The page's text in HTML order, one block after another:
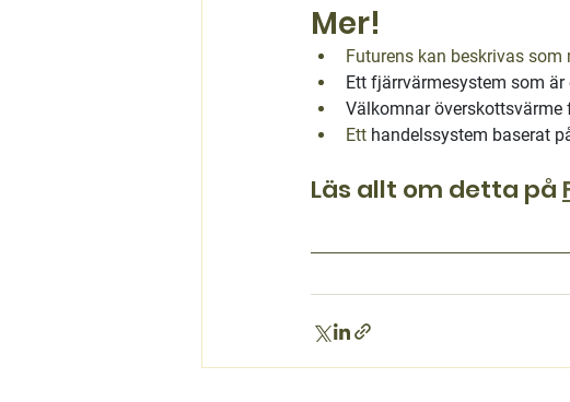
Mer!
Futurens kan beskrivas som
Ett fjärrvärmesystem som
Välkomnar överskottsvärme
Ett handelssystem baserat
Läs allt om detta på